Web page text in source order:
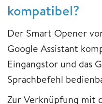
kompatibel?
Der Smart Opener
Google Assistant
Eingangstor und das
Sprachbefehl
Zur Verknüpfung mit